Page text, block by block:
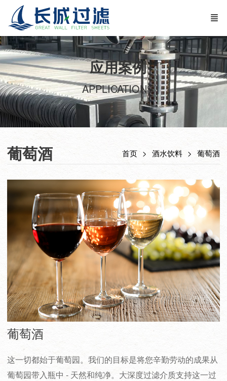
应用案例
APPLICATIONS
葡萄酒 首页 酒水饮料 葡萄酒
葡萄酒
这一切都始于葡萄园。我们的目标是将您辛勤劳动的成果从
葡萄园带入瓶中 - 天然和纯净。大深度过滤介质支持这一过